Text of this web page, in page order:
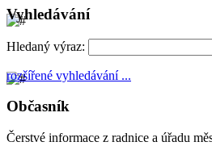
Vyhledávání
Hledaný výraz:
rozšířené vyhledávání ...
Občasník
Čerstvé informace z radnice a úřadu